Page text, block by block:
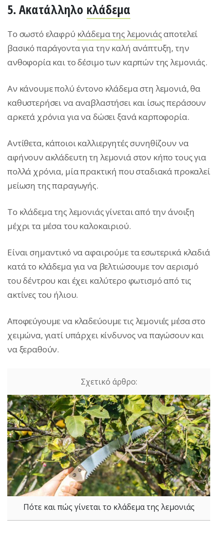
5. Ακατάλληλο κλάδεμα
Το σωστό ελαφρύ κλάδεμα της λεμονιάςαποτελεί
βασικό παράγοντα για την καλή ανάπτυξη, την
ανθοφορία και το δέσιμο των καρπών της λεμονιάς.
Αν κάνουμε πολύ έντονο κλάδεμα στη λεμονιά, θα
καθυστερήσει να αναβλαστήσει και ίσως περάσουν
αρκετά χρόνια για να δώσει ξανά καρποφορία.
Αντίθετα, κάποιοι καλλιεργητές συνηθίζουν να
αφήνουν ακλάδευτη τη λεμονιά στον κήπο τους για
πολλά χρόνια, μία πρακτική που σταδιακά προκαλεί
μείωση της παραγωγής.
Το κλάδεμα της λεμονιάς γίνεται από την άνοιξη
μέχρι τα μέσα του καλοκαιριού.
Είναι σημαντικό να αφαιρούμε τα εσωτερικά κλαδιά
κατά το κλάδεμα για να βελτιώσουμε τον αερισμό
του δέντρου και έχει καλύτερο φωτισμό από τις
ακτίνες του ήλιου.
Αποφεύγουμε να κλαδεύουμε τις λεμονιές μέσα στο
χειμώνα, γιατί υπάρχει κίνδυνος να παγώσουν και
να ξεραθούν.
Πότε και πώς γίνεται το κλάδεμα της λεμονιάς